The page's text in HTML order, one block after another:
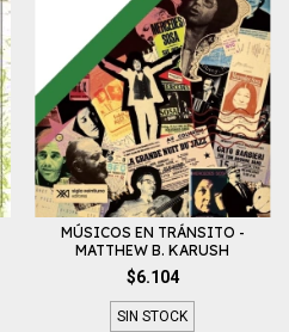
MÚSICOS EN TRÁNSITO -
MATTHEW B. KARUSH
$6.104
SIN STOCK